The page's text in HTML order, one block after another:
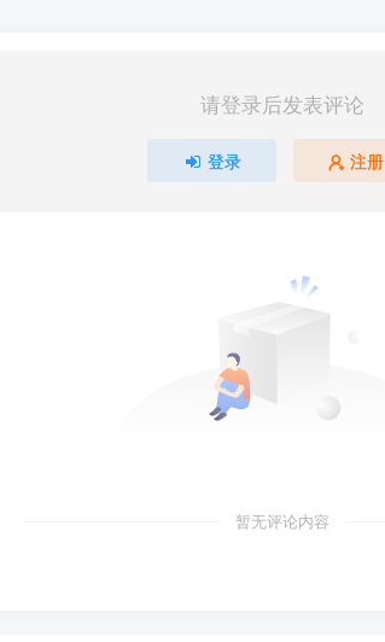
请登录后发表评论
登录 注册
暂无评论内容